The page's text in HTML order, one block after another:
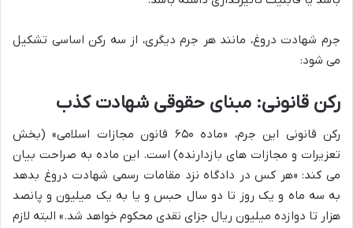
جرم شهادت دروغ، مانند هر جرم دیگری، از سه رکن اساسی تشکیل
می شود:
رکن قانونی: مبنای حقوقی شهادت کذب
رکن قانونی این جرم، «ماده ۶۵۰ قانون مجازات اسلامی» (بخش
تعزیرات و مجازات های بازدارنده) است. این ماده به صراحت بیان
می کند: «هر کس در دادگاه نزد مقامات رسمی شهادت دروغ بدهد
به سه ماه و یک روز تا دو سال حبس و یا به یک میلیون و پانصد
هزار تا دوازده میلیون ریال جزای نقدی محکوم خواهد شد.» البته لازم